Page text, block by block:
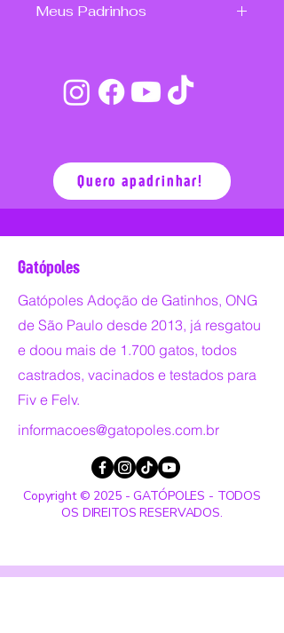
Meus Padrinhos
Vitória Rosa
Quero apadrinhar!
Gatópoles
Gatópoles Adoção de Gatinhos, ONG
de São Paulo desde 2013, já resgatou
e doou mais de 1.700 gatos, todos
castrados, vacinados e testados para
Fiv e Felv.
informacoes@gatopoles.com.br
Copyright © 2025 - GATÓPOLES - TODOS
OS DIREITOS RESERVADOS.